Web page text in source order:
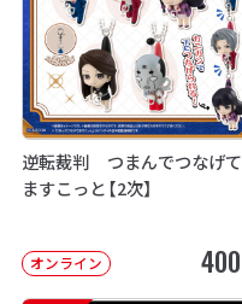
逆転裁判 つまんでつなげて
ますこっと【2次】
オンライン 400